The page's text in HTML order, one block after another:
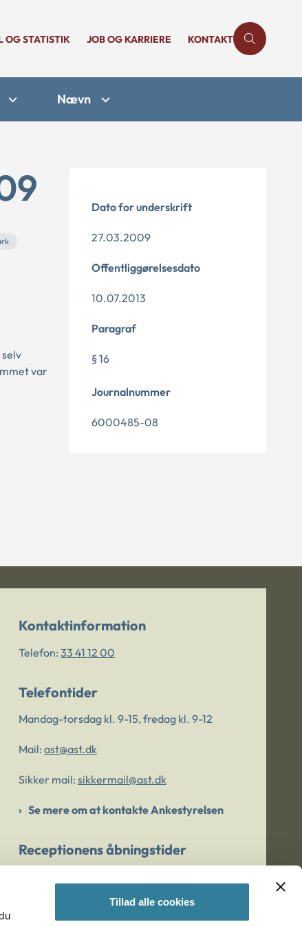
Tillad alle cookies
OG STATISTIK JOB OG KARRIERE KONTAKT
Nævn
var
Dato for underskrift
27.03.2009
Offentliggørelsesdato
10.07.2013
Paragraf
§ 16
Journalnummer
6000485-08
Kontaktinformation
Telefon: 33 41 12 00
Telefontider
Mandag-torsdag kl. 9-15, fredag kl. 9-12
Mail: ast@ast.dk
Sikker mail: sikkermail@ast.dk
Se mere om at kontakte Ankestyrelsen
Receptionens åbningstider